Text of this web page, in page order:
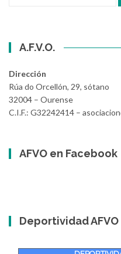
A.F.V.O.
Dirección
Rúa do Orcellón, 29, sótano
32004 – Ourense
C.I.F.: G32242414 –
AFVO en Facebook
Deportividad AFVO